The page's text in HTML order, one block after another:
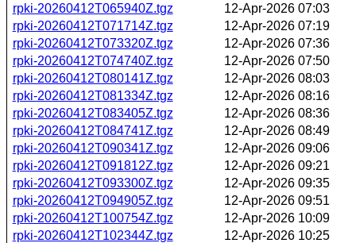
rpki-20260412T065940Z.tgz
12-Apr-2026 07:03
rpki-20260412T071714Z.tgz
12-Apr-2026 07:19
rpki-20260412T073320Z.tgz
12-Apr-2026 07:36
rpki-20260412T074740Z.tgz
12-Apr-2026 07:50
rpki-20260412T080141Z.tgz
12-Apr-2026 08:03
rpki-20260412T081334Z.tgz
12-Apr-2026 08:16
rpki-20260412T083405Z.tgz
12-Apr-2026 08:36
rpki-20260412T084741Z.tgz
12-Apr-2026 08:49
rpki-20260412T090341Z.tgz
12-Apr-2026 09:06
rpki-20260412T091812Z.tgz
12-Apr-2026 09:21
rpki-20260412T093300Z.tgz
12-Apr-2026 09:35
rpki-20260412T094905Z.tgz
12-Apr-2026 09:51
rpki-20260412T100754Z.tgz
12-Apr-2026 10:09
rpki-20260412T102344Z.tgz
12-Apr-2026 10:25